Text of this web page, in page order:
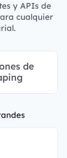
y APIs de
cualquier
de